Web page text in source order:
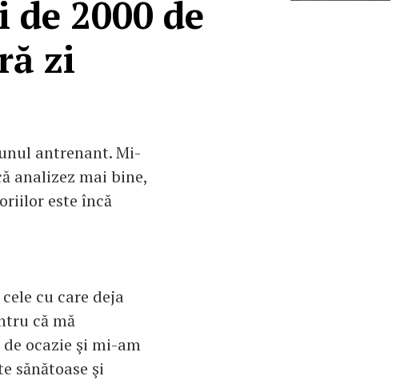
2000 de
zi
antrenant. Mi-
analizez mai bine,
este încă
cu care deja
că mă
ocazie şi mi-am
sănătoase şi